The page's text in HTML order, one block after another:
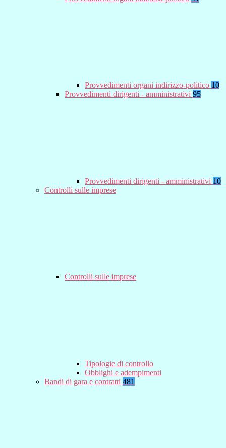
Provvedimenti organi indirizzo-politico 10
Provvedimenti dirigenti - amministrativi 95
Provvedimenti dirigenti - amministrativi 10
Controlli sulle imprese
Controlli sulle imprese
Tipologie di controllo
Obblighi e adempimenti
Bandi di gara e contratti 481